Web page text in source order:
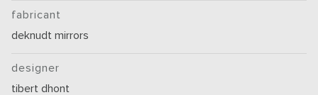
fabricant
deknudt mirrors
designer
tibert dhont